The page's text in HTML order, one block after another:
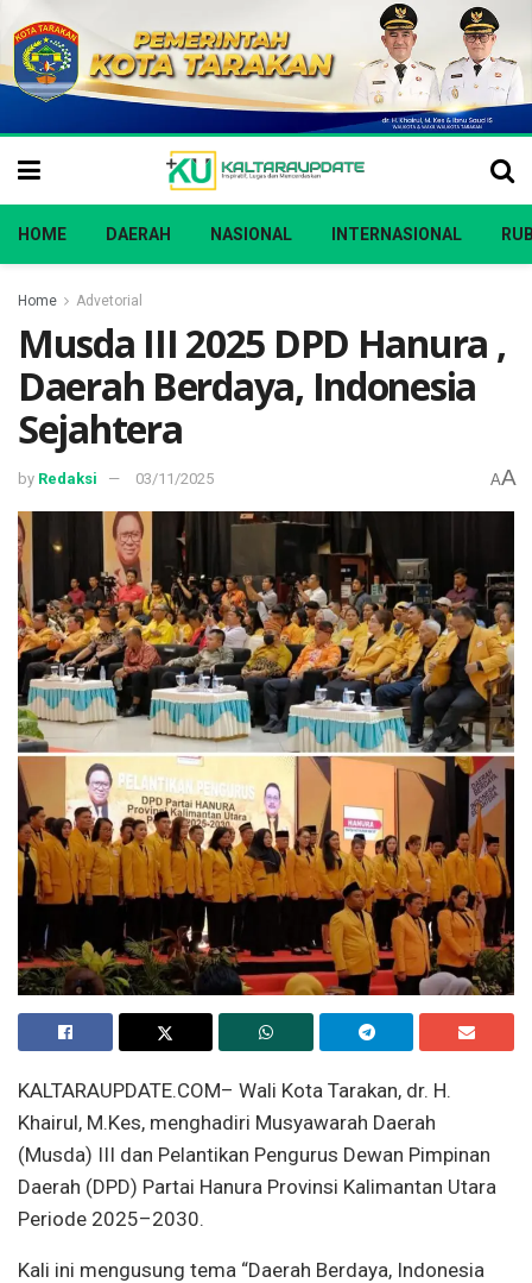
HOME DAERAH NASIONAL INTERNASIONAL
Home Advetorial
Musda III 2025 DPD Hanura ,
Daerah Berdaya, Indonesia
Sejahtera
by Redaksi 03/11/2025 AA
KALTARAUPDATE.COM– Wali Kota Tarakan, dr. H.
Khairul, M.Kes, menghadiri Musyawarah Daerah
(Musda) III dan Pelantikan Pengurus Dewan Pimpinan
Daerah (DPD) Partai Hanura Provinsi Kalimantan Utara
Periode 2025–2030.
Kali ini mengusung tema “Daerah Berdaya, Indonesia